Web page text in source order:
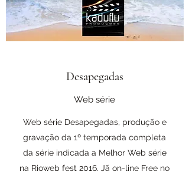
Desapegadas
Web série
Web série Desapegadas, produção e
gravação da 1º temporada completa
da série indicada a Melhor Web série
na Rioweb fest 2016. Jã on-line Free no